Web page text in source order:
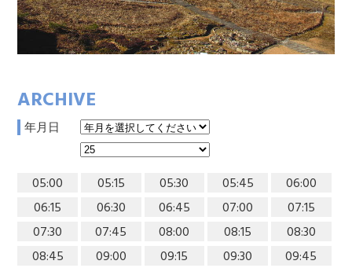
ARCHIVE
年月日
05:00 05:15 05:30 05:45
06:00
06:15
06:30 06:45 07:00
07:15
07:30
07:45 08:00 08:15
08:30
08:45
09:00 09:15 09:30
09:45